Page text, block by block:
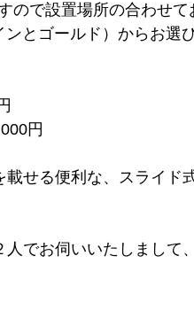
ので設置場所の合わせて
とゴールド）からお選
円
載せる便利な、スライド
でお伺いいたしまして